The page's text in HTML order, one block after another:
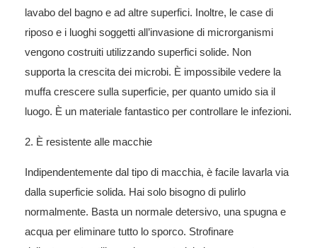
lavabo del bagno e ad altre superfici. Inoltre, le case di
riposo e i luoghi soggetti all’invasione di microrganismi
vengono costruiti utilizzando superfici solide. Non
supporta la crescita dei microbi. È impossibile vedere la
muffa crescere sulla superficie, per quanto umido sia il
luogo. È un materiale fantastico per controllare le infezioni.
2. È resistente alle macchie
Indipendentemente dal tipo di macchia, è facile lavarla via
dalla superficie solida. Hai solo bisogno di pulirlo
normalmente. Basta un normale detersivo, una spugna e
acqua per eliminare tutto lo sporco. Strofinare